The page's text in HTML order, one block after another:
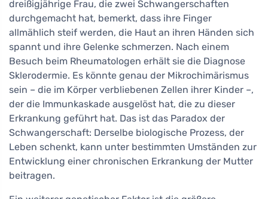
dreißigjährige Frau, die zwei Schwangerschaften
durchgemacht hat, bemerkt, dass ihre Finger
allmählich steif werden, die Haut an ihren Händen sich
spannt und ihre Gelenke schmerzen. Nach einem
Besuch beim Rheumatologen erhält sie die Diagnose
Sklerodermie. Es könnte genau der Mikrochimärismus
sein – die im Körper verbliebenen Zellen ihrer Kinder –,
der die Immunkaskade ausgelöst hat, die zu dieser
Erkrankung geführt hat. Das ist das Paradox der
Schwangerschaft: Derselbe biologische Prozess, der
Leben schenkt, kann unter bestimmten Umständen zur
Entwicklung einer chronischen Erkrankung der Mutter
beitragen.